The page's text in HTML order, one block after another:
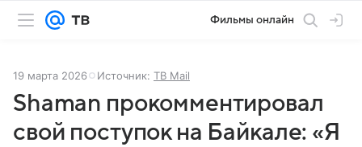
Фильмы онлайн
19 марта 2026 Источник: ТВ Mail
Shaman прокомментировал
свой поступок на Байкале: «Я